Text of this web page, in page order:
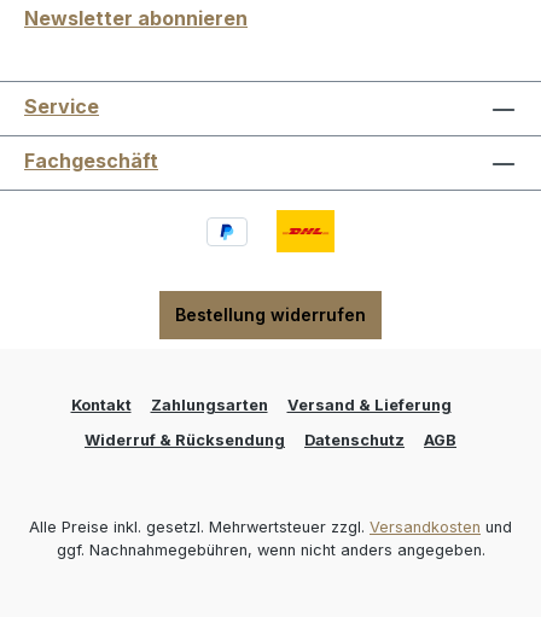
Newsletter abonnieren
Service
Fachgeschäft
Bestellung widerrufen
Kontakt Zahlungsarten
Versand & Lieferung
Widerruf & Rücksendung
Datenschutz AGB
Alle Preise inkl. gesetzl. Mehrwertsteuer zzgl. Versandkosten und
ggf. Nachnahmegebühren, wenn nicht anders angegeben.